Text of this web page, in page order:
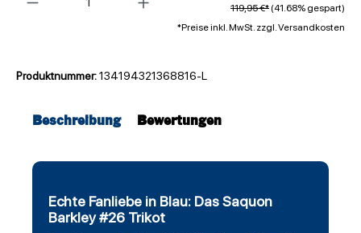
119,95 €* (41.68% gespart)
*Preise inkl. MwSt. zzgl. Versandkosten
Produktnummer:134194321368816-L
Beschreibung Bewertungen
Echte Fanliebe in Blau: Das Saquon
Barkley #26 Trikot